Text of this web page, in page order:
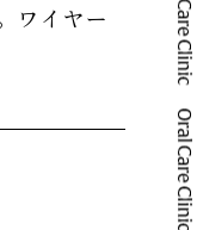
ワイヤー